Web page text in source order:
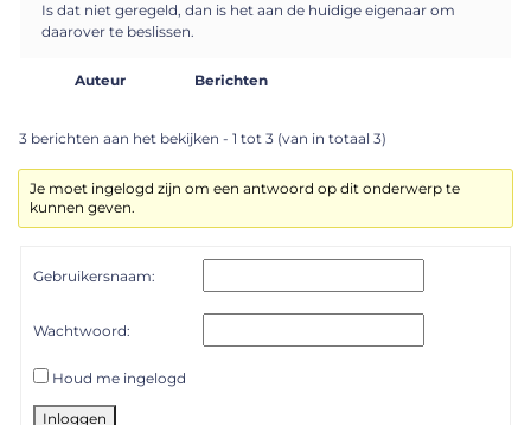
Is dat niet geregeld, dan is het aan de huidige eigenaar om
daarover te beslissen.
Auteur Berichten
3 berichten aan het bekijken - 1 tot 3 (van in totaal 3)
Je moet ingelogd zijn om een antwoord op dit onderwerp te
kunnen geven.
Gebruikersnaam:
Wachtwoord:
Houd me ingelogd
Inloggen